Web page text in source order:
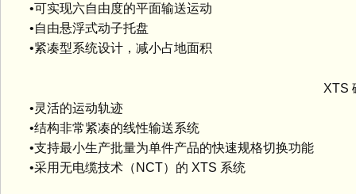
•可实现六自由度的平面输送运动
•自由悬浮式动子托盘
•紧凑型系统设计，减小占地面积
XTS 磁
•灵活的运动轨迹
•结构非常紧凑的线性输送系统
•支持最小生产批量为单件产品的快速规格切换功能
•采用无电缆技术（NCT）的 XTS 系统